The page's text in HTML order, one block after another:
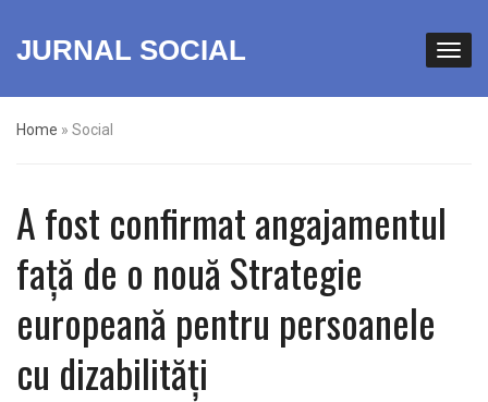
JURNAL SOCIAL
Home » Social
A fost confirmat angajamentul
față de o nouă Strategie
europeană pentru persoanele
cu dizabilități